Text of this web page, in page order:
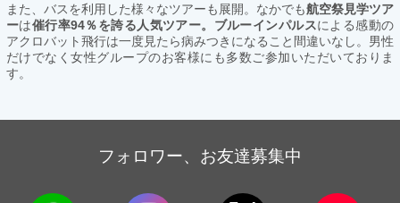
また、バスを利用した様々なツアーも展開。なかでも航空祭見学ツア
ーは催行率94％を誇る人気ツアー。ブルーインパルスによる感動の
アクロバット飛行は一度見たら病みつきになること間違いなし。男性
だけでなく女性グループのお客様にも多数ご参加いただいておりま
す。
フォロワー、お友達募集中